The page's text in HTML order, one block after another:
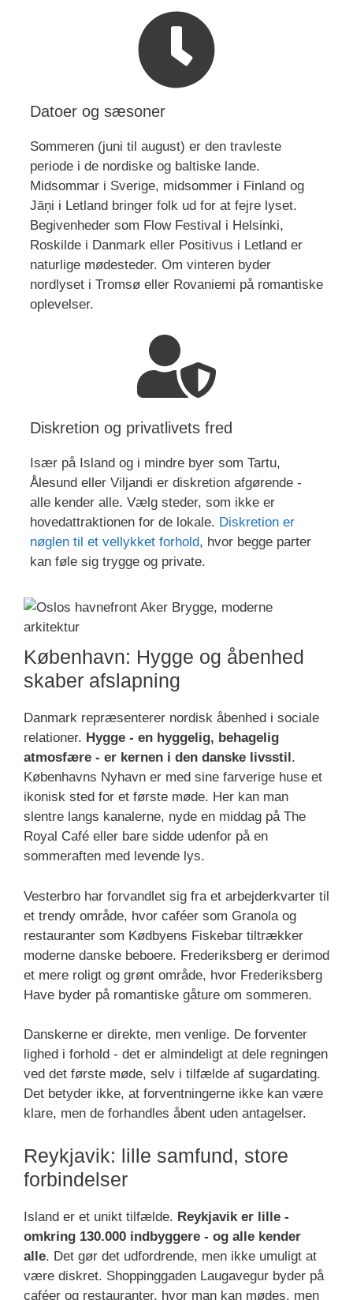
Datoer og sæsoner
Sommeren (juni til august) er den travleste
periode i de nordiske og baltiske lande.
Midsommar i Sverige, midsommer i Finland og
Jāņi i Letland bringer folk ud for at fejre lyset.
Begivenheder som Flow Festival i Helsinki,
Roskilde i Danmark eller Positivus i Letland er
naturlige mødesteder. Om vinteren byder
nordlyset i Tromsø eller Rovaniemi på romantiske
oplevelser.
Diskretion og privatlivets fred
Især på Island og i mindre byer som Tartu,
Ålesund eller Viljandi er diskretion afgørende -
alle kender alle. Vælg steder, som ikke er
hovedattraktionen for de lokale. Diskretion er
nøglen til et vellykket forhold, hvor begge parter
kan føle sig trygge og private.
København: Hygge og åbenhed
skaber afslapning
Danmark repræsenterer nordisk åbenhed i sociale
relationer. Hygge - en hyggelig, behagelig
atmosfære - er kernen i den danske livsstil.
Københavns Nyhavn er med sine farverige huse et
ikonisk sted for et første møde. Her kan man
slentre langs kanalerne, nyde en middag på The
Royal Café eller bare sidde udenfor på en
sommeraften med levende lys.
Vesterbro har forvandlet sig fra et arbejderkvarter til
et trendy område, hvor caféer som Granola og
restauranter som Kødbyens Fiskebar tiltrækker
moderne danske beboere. Frederiksberg er derimod
et mere roligt og grønt område, hvor Frederiksberg
Have byder på romantiske gåture om sommeren.
Danskerne er direkte, men venlige. De forventer
lighed i forhold - det er almindeligt at dele regningen
ved det første møde, selv i tilfælde af sugardating.
Det betyder ikke, at forventningerne ikke kan være
klare, men de forhandles åbent uden antagelser.
Reykjavik: lille samfund, store
forbindelser
Island er et unikt tilfælde. Reykjavik er lille -
omkring 130.000 indbyggere - og alle kender
alle. Det gør det udfordrende, men ikke umuligt at
være diskret. Shoppinggaden Laugavegur byder på
caféer og restauranter, hvor man kan mødes, men